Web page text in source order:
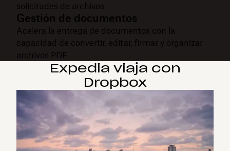
solicitudes de archivos
Gestión de documentos
Acelera la entrega de documentos con la
capacidad de convertir, editar, firmar y organizar
archivos PDF
Expedia viaja con
Dropbox